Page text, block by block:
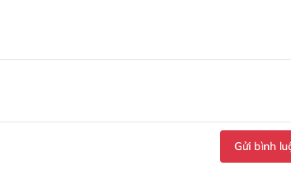
Gửi bình